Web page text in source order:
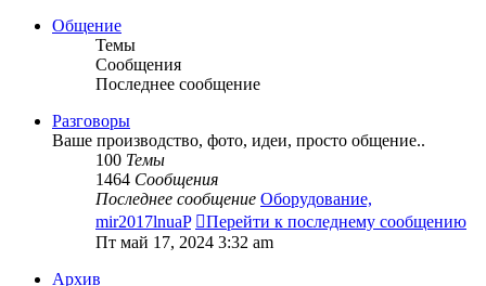
Общение
Темы
Сообщения
Последнее сообщение
Разговоры
Ваше производство, фото, идеи, просто общение..
100 Темы
1464 Сообщения
Последнее сообщение Оборудование,
mir2017lnuaP
Перейти к последнему сообщению
Пт май 17, 2024 3:32 am
Архив